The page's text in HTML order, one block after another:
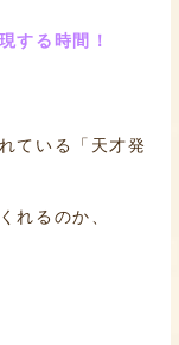
する時間！
ている「天才発
れるのか、